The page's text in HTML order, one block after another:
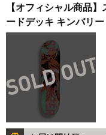
【オフィシャル商品
ードデッキ キンバリー